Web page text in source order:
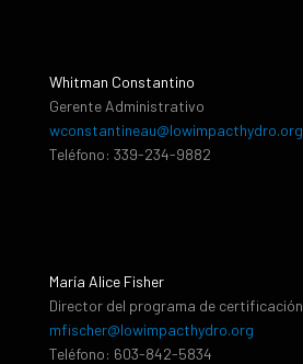
Whitman Constantino
Gerente Administrativo
wconstantineau@lowimpacthydro.org
Teléfono: 339-234-9882
María Alice Fisher
Director del programa de certificación
mfischer@lowimpacthydro.org
Teléfono: 603-842-5834